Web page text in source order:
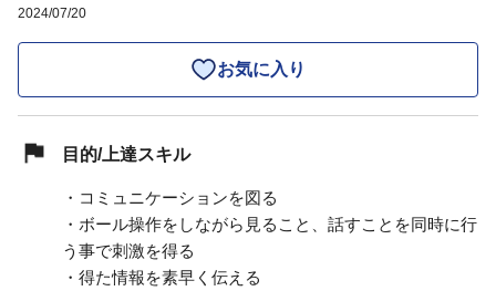
2024/07/20
お気に入り
目的/上達スキル
・コミュニケーションを図る
・ボール操作をしながら見ること、話すことを同時に行
う事で刺激を得る
・得た情報を素早く伝える